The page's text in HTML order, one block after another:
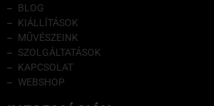
BLOG
KIÁLLÍTÁSOK
MŰVÉSZEINK
SZOLGÁLTATÁSOK
KAPCSOLAT
WEBSHOP